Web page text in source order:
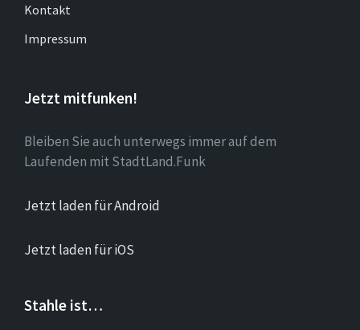
Kontakt
Impressum
Jetzt mitfunken!
Bleiben Sie auch unterwegs immer auf dem
Laufenden mit StadtLand.Funk
Jetzt laden für Android
Jetzt laden für iOS
Stahle ist…